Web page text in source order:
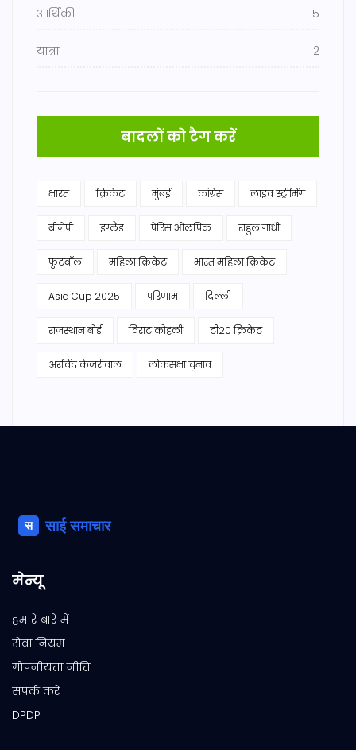
आर्थिकी 5
यात्रा 2
बादलों को टैग करें
भारत क्रिकेट मुंबई कांग्रेस लाइव स्ट्रीमिंग
बीजेपी इंग्लैंड पेरिस ओलंपिक राहुल गांधी
फुटबॉल महिला क्रिकेट भारत महिला क्रिकेट
Asia Cup 2025 परिणाम दिल्ली
राजस्थान बोर्ड विराट कोहली टी20 क्रिकेट
अरविंद केजरीवाल लोकसभा चुनाव
मेन्यू
हमारे बारे में
सेवा नियम
गोपनीयता नीति
संपर्क करें
DPDP